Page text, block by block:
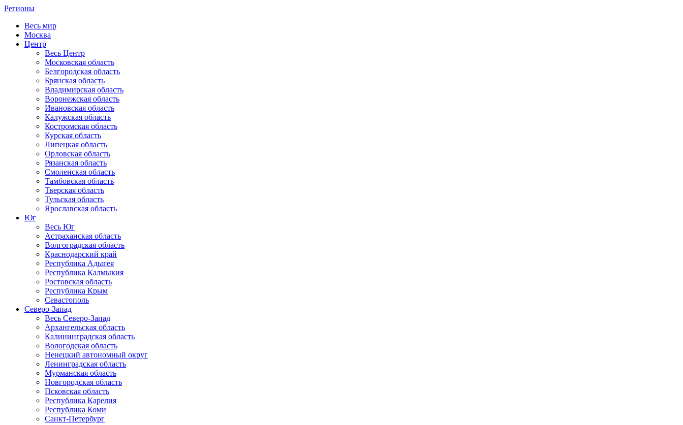
Регионы
Весь мир
Москва
Центр
Весь Центр
Московская область
Белгородская область
Брянская область
Владимирская область
Воронежская область
Ивановская область
Калужская область
Костромская область
Курская область
Липецкая область
Орловская область
Рязанская область
Смоленская область
Тамбовская область
Тверская область
Тульская область
Ярославская область
Юг
Весь Юг
Астраханская область
Волгоградская область
Краснодарский край
Республика Адыгея
Республика Калмыкия
Ростовская область
Республика Крым
Севастополь
Северо-Запад
Весь Северо-Запад
Архангельская область
Калининградская область
Вологодская область
Ненецкий автономный округ
Ленинградская область
Мурманская область
Новгородская область
Псковская область
Республика Карелия
Республика Коми
Санкт-Петербург